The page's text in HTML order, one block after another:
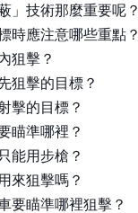
」技術那麼重要呢？
時應注意哪些重點？
狙擊？
狙擊的目標？
擊的目標？
瞄準哪裡？
能用步槍？
來狙擊嗎？
要瞄準哪裡狙擊？